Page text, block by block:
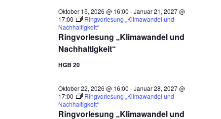
Ringvorlesung „Klimawandel und
Nachhaltigkeit“
Oktober 15, 2026 @ 16:00 -Januar 21, 2027 @
17:00
Ringvorlesung „Klimawandel und
Nachhaltigkeit“
HGB 20
Ringvorlesung „Klimawandel und
Oktober 22, 2026 @ 16:00 -Januar 28, 2027 @
17:00
Ringvorlesung „Klimawandel und
Nachhaltigkeit“